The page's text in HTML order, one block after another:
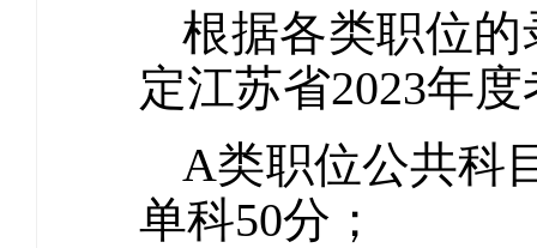
根据各类职位
定江苏省2023年
A类职位公共科
单科50分；